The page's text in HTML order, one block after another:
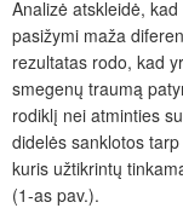
Analizė atskleidė,
pasižymi maža
rezultatas rodo, kad
smegenų traumą
rodiklį nei atminties
didelės sanklotos
kuris užtikrintų
(1-as pav.).